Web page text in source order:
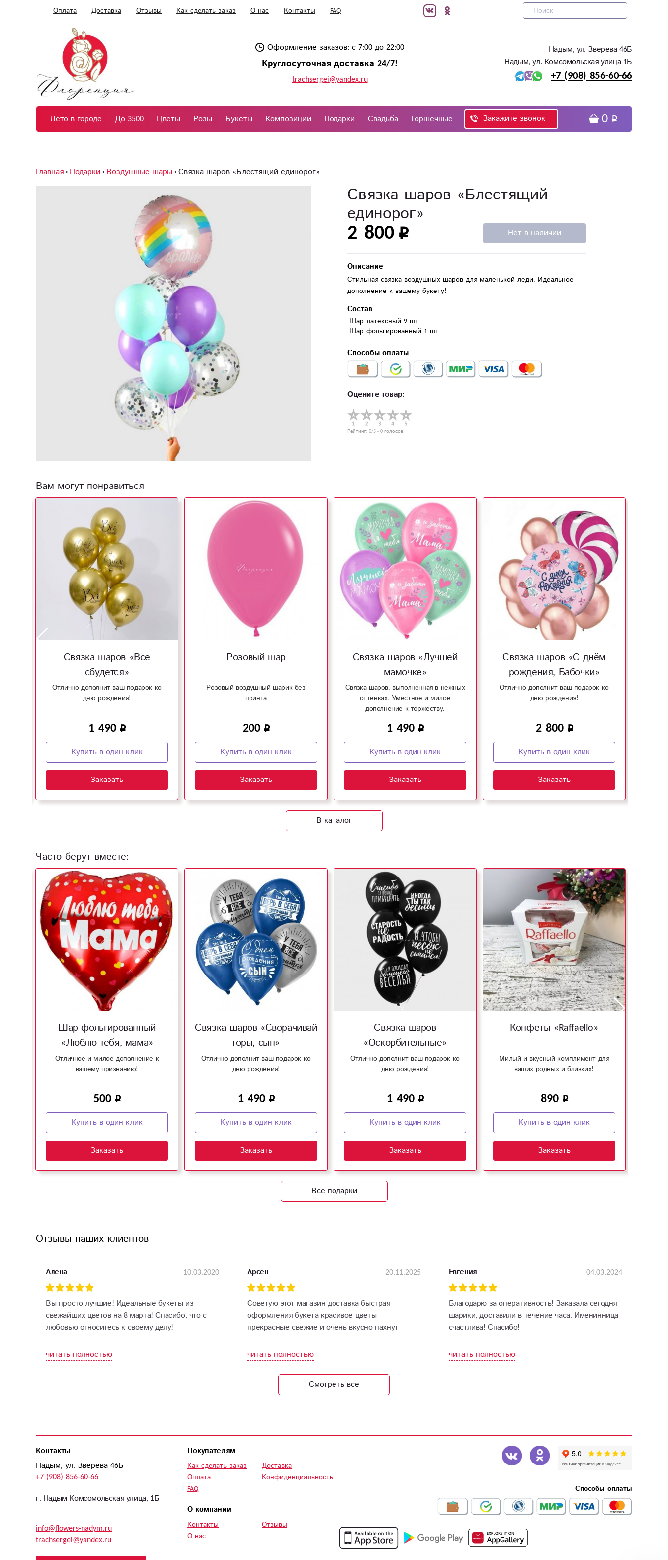
Оплата Доставка Отзывы Как сделать заказ О нас Контакты FAQ
Оформление заказов: с 7:00 до 22:00
Круглосуточная доставка 24/7!
trachsergei@yandex.ru
Надым, ул. Зверева 46Б
Надым, ул. Комсомольская улица 1Б
+7 (908) 856-60-66
Лето в городе До 3500 Цветы Розы Букеты Композиции Подарки Свадьба Горшечные Закажите звонок 0
Главная Подарки Воздушные шары Связка шаров «Блестящий единорог»
Связка шаров «Блестящий
единорог»
2 800 Нет в наличии
Описание
Стильная связка воздушных шаров для маленькой леди. Идеальное
дополнение к вашему букету!
Состав
-Шар латексный 9 шт
-Шар фольгированный 1 шт
Способы оплаты
Оцените товар:
Рейтинг: 0/5 - 0 голосов
Вам могут понравиться
Связка шаров «Все
сбудется»
Отлично дополнит ваш подарок ко
дню рождения!
1 490
Купить в один клик
Заказать
Розовый шар
Розовый воздушный шарик без
принта
200
Купить в один клик
Заказать
Связка шаров «Лучшей
мамочке»
Связка шаров, выполненная в нежных
оттенках. Уместное и милое
дополнение к торжеству.
1 490
Купить в один клик
Заказать
Связка шаров «С днём
рождения, Бабочки»
Отлично дополнит ваш подарок ко
дню рождения!
2 800
Купить в один клик
Заказать
В каталог
Часто берут вместе:
Шар фольгированный
«Люблю тебя, мама»
Отличное и милое дополнение к
вашему признанию!
500
Купить в один клик
Заказать
Связка шаров «Сворачивай
горы, сын»
Отлично дополнит ваш подарок ко
дню рождения!
1 490
Купить в один клик
Заказать
Связка шаров
«Оскорбительные»
Отлично дополнит ваш подарок ко
дню рождения!
1 490
Купить в один клик
Заказать
Конфеты «Raffaello»
Милый и вкусный комплимент для
ваших родных и близких!
890
Купить в один клик
Заказать
Все подарки
Отзывы наших клиентов
Алена 10.03.2020
Вы просто лучшие! Идеальные букеты из
свежайших цветов на 8 марта! Спасибо, что с
любовью относитесь к своему делу!
читать полностью
Арсен 20.11.2025
Советую этот магазин доставка быстрая
оформления букета красивое цветы
прекрасные свежие и очень вкусно пахнут
читать полностью
Евгения 04.03.2024
Благодарю за оперативность! Заказала сегодня
шарики, доставили в течение часа. Именинница
счастлива! Спасибо!
читать полностью
Смотреть все
Контакты
Надым, ул. Зверева 46Б
+7 (908) 856-60-66
г. Надым Комсомольская улица, 1Б
info@flowers-nadym.ru
trachsergei@yandex.ru
Покупателям
Как сделать заказ
Оплата
FAQ
Доставка
Конфиденциальность
О компании
Контакты
О нас
Отзывы
Способы оплаты